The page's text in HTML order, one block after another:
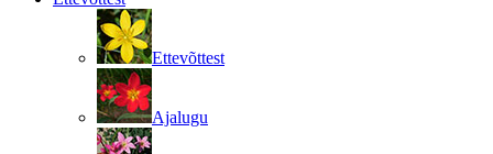
Ettevõttest
Ajalugu